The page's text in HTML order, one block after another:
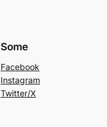
Some
Facebook
Instagram
Twitter/X